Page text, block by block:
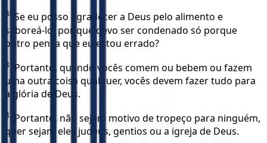
30 Se eu posso agradecer a Deus pelo alimento e
saboreá-lo, por que devo ser condenado só porque
outro pensa que eu estou errado?
31
Portanto, quando vocês comem ou bebem ou fazem
uma outra coisa qualquer, vocês devem fazer tudo para
a glória de Deus.
32 Portanto, não sejam motivo de tropeço para ninguém,
quer sejam eles judeus, gentios ou a igreja de Deus.